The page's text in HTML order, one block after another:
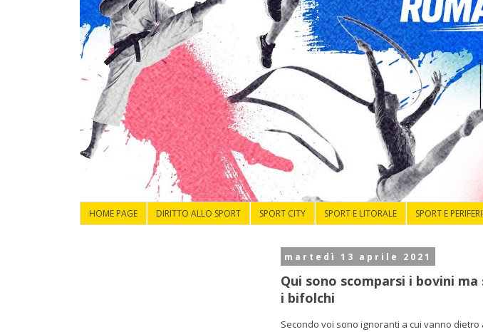
HOME PAGE DIRITTO ALLO SPORT SPORT CITY SPORT E LITORALE SPORT E
martedì 13 aprile 2021
Qui sono scomparsi i bovini
i bifolchi
Secondo voi sono ignoranti a cui vanno